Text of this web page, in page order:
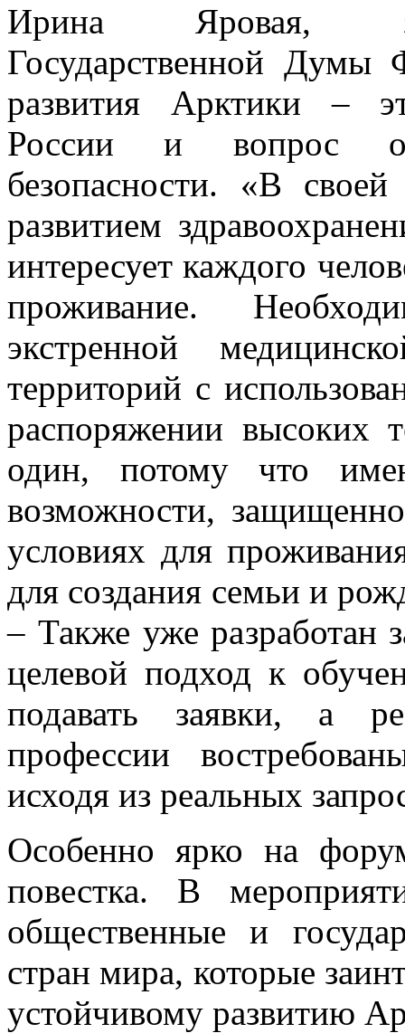
Ирина Яровая,
Государственной
развития Арктики –
России и вопрос
безопасности. «В
развитием
интересует каждого
проживание.
экстренной
территорий с
распоряжении высоких
один, потому что
возможности,
условиях для
для создания семьи и
– Также уже разработан
целевой подход к
подавать заявки, а
профессии
исходя из реальных
Особенно ярко на
повестка. В
общественные и
стран мира, которые
устойчивому развитию